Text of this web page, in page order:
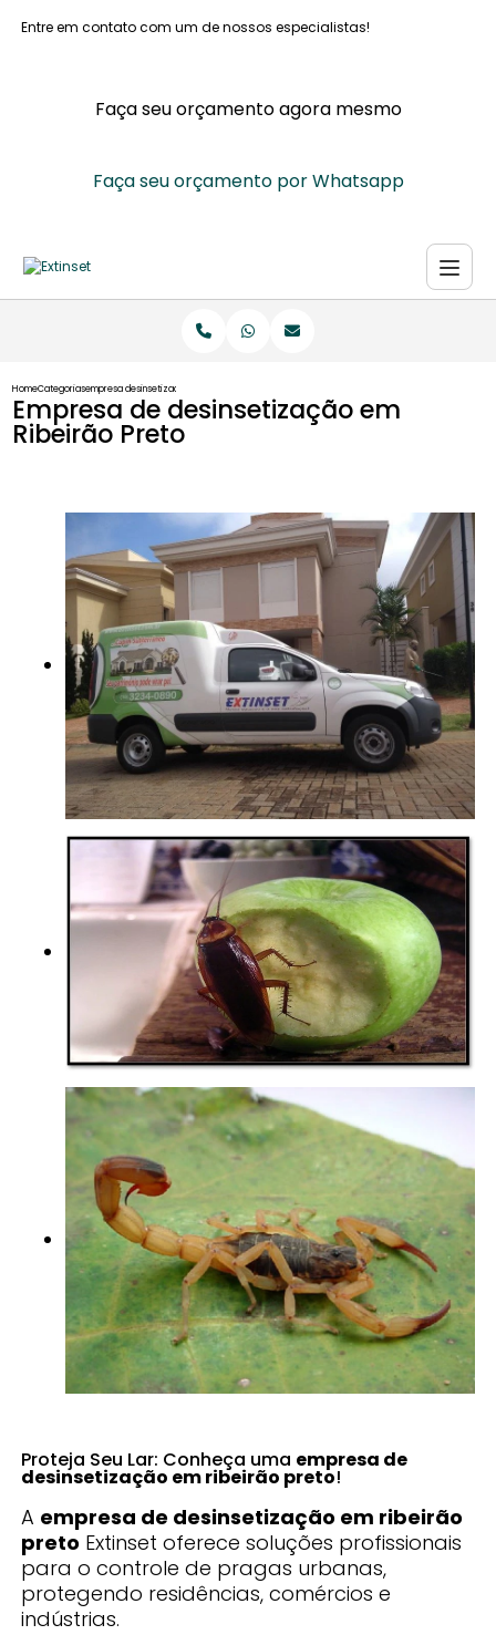
Entre em contato com um de nossos especialistas!
Faça seu orçamento agora mesmo
Faça seu orçamento por Whatsapp
HomeCategoriasempresa desinsetizacao ribeirao preto
Empresa de desinsetização em
Ribeirão Preto
Proteja Seu Lar: Conheça uma empresa de
desinsetização em ribeirão preto!
A empresa de desinsetização em ribeirão
preto Extinset oferece soluções profissionais
para o controle de pragas urbanas,
protegendo residências, comércios e
indústrias.